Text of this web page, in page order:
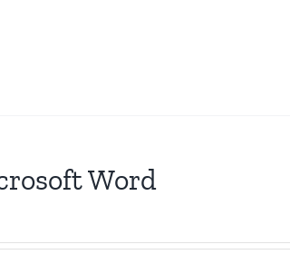
Word